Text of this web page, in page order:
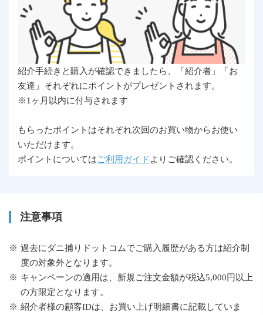
紹介手続きと購入が確認できましたら、「紹介者」「お
友達」それぞれにポイントがプレゼントされます。
※1ヶ月以内に付与されます
もらったポイントはそれぞれ次回のお買い物からお使い
いただけます。
ポイントについてはご利用ガイド よりご確認ください。
注意事項
過去にダニ捕りドットコムでご購入履歴がある方は紹介制
度の対象外となります。
キャンペーンの適用は、新規ご注文金額が税込5,000円以上
の方限定となります。
紹介者様の顧客IDは、お買い上げ明細書に記載していま